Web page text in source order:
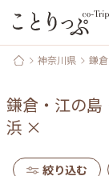
神奈川県 鎌
鎌倉・江の島
浜 ×
絞り込む